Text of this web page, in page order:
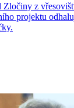
Zločiny z
projektu